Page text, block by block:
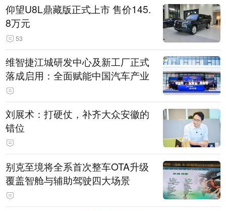
仰望U8L鼎藏版正式上市 售价145.
8万元
53
维智捷江城研发中心及新工厂正式
落成启用：全面赋能中国汽车产业
刘展术：打硬仗，补齐大众安徽的
错位
别克至境将全系首次整车OTA升级
覆盖智舱与辅助驾驶四大场景